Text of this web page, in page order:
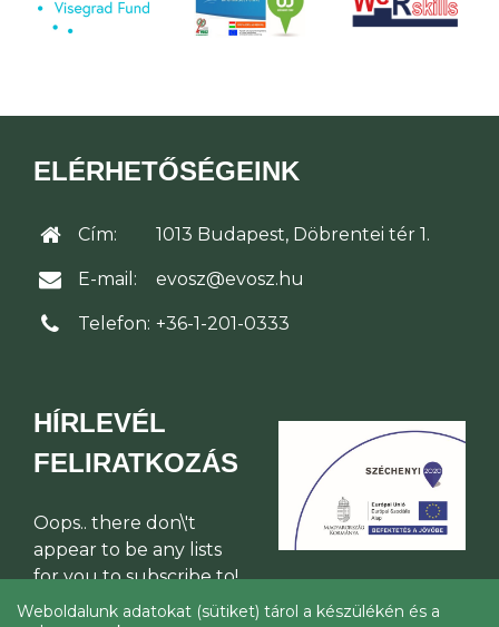
ELÉRHETŐSÉGEINK
Cím: 1013 Budapest, Döbrentei tér 1.
E-mail: evosz@evosz.hu
Telefon: +36-1-201-0333
HÍRLEVÉL
FELIRATKOZÁS
Oops.. there don\'t
appear to be any lists
for you to subscribe to!
Weboldalunk adatokat (sütiket) tárol a készülékén és a